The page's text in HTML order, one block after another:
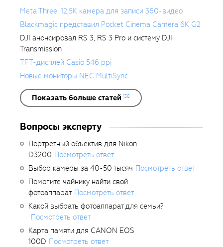
Meta Three: 12,5K камера для записи 360-видео
Blackmagic представил Pocket Cinema Camera 6K G2
DJI анонсировал RS 3, RS 3 Pro и систему DJI
Transmission
TFT-дисплей Casio 546 ppi
Новые мониторы NEC MultiSync
Показать больше статей 138
Вопросы эксперту
Портретный объектив для Nikon
D3200 Посмотреть ответ
Выбор камеры за 40-50 тысяч Посмотреть ответ
Помогите чайнику найти свой
фотоаппарат Посмотреть ответ
Какой выбрать фотоаппарат для семьи?
Посмотреть ответ
Карта памяти для CANON EOS
100D Посмотреть ответ